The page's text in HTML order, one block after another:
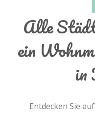
Alle
ein
in
Entdecken Sie